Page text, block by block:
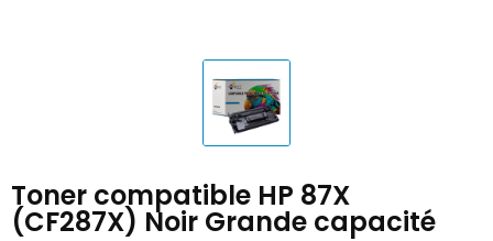
Toner compatible HP 87X
(CF287X) Noir Grande capacité